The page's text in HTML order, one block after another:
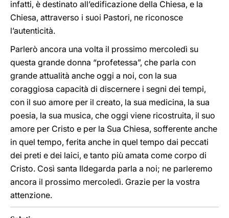
infatti, è destinato all’edificazione della Chiesa, e la
Chiesa, attraverso i suoi Pastori, ne riconosce
l’autenticità.
Parlerò ancora una volta il prossimo mercoledì su
questa grande donna “profetessa”, che parla con
grande attualità anche oggi a noi, con la sua
coraggiosa capacità di discernere i segni dei tempi,
con il suo amore per il creato, la sua medicina, la sua
poesia, la sua musica, che oggi viene ricostruita, il suo
amore per Cristo e per la Sua Chiesa, sofferente anche
in quel tempo, ferita anche in quel tempo dai peccati
dei preti e dei laici, e tanto più amata come corpo di
Cristo. Così santa Ildegarda parla a noi; ne parleremo
ancora il prossimo mercoledì. Grazie per la vostra
attenzione.